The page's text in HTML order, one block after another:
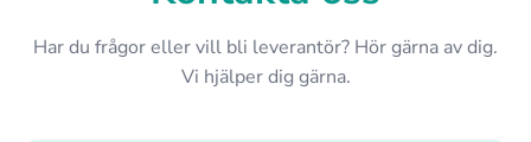
Har du frågor eller vill bli leverantör? Hör gärna av dig.
Vi hjälper dig gärna.